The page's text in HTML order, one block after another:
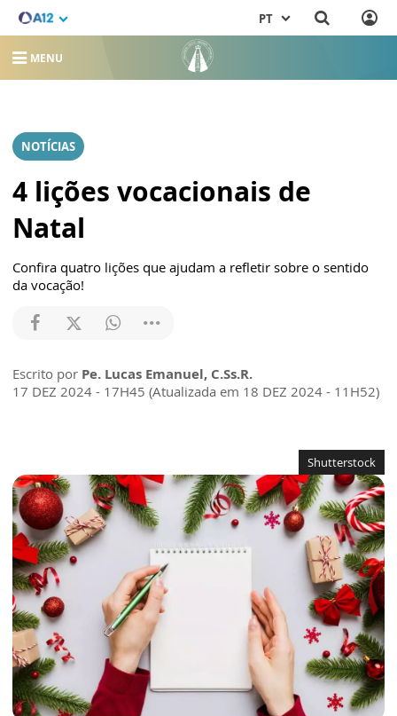
PT
MENU
NOTÍCIAS
4 lições vocacionais de
Natal
Confira quatro lições que ajudam a refletir sobre o sentido
da vocação!
Escrito por Pe. Lucas Emanuel, C.Ss.R.
17 DEZ 2024 - 17H45 (Atualizada em 18 DEZ 2024 - 11H52)
Shutterstock